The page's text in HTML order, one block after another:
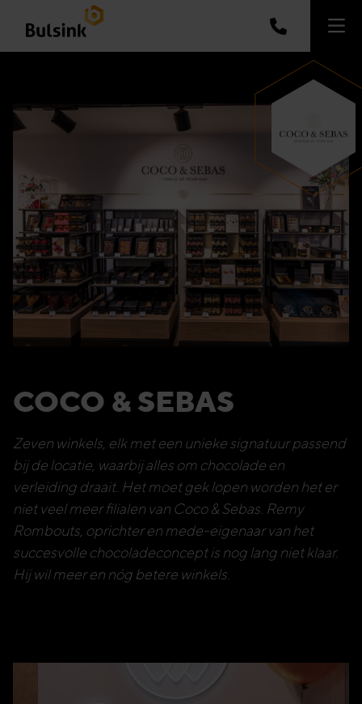
COCO & SEBAS
Zeven winkels, elk met een unieke signatuur passend
bij de locatie, waarbij alles om chocolade en
verleiding draait. Het moet gek lopen worden het er
niet veel meer filialen van Coco & Sebas. Remy
Rombouts, oprichter en mede-eigenaar van het
succesvolle chocoladeconcept is nog lang niet klaar.
Hij wil meer en nóg betere winkels.